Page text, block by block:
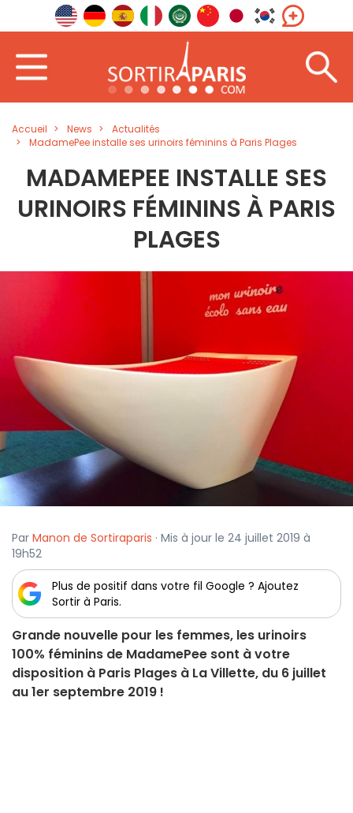
Accueil News
Actualités
Madame​Pee​ installe ses urinoir​​s féminins à Paris Plages
MADAME​PEE​ INSTALLE SES
URINOIR​​S FÉMININS À PARIS
PLAGES
Par Manon de Sortiraparis · Mis à jour le 24 juillet 2019 à
19h52
Plus de positif dans votre fil Google ? Ajoutez
Sortir à Paris.
Grande nouvelle pour les femmes, les urinoirs
100% féminins de MadamePee sont à votre
disposition à Paris Plages à La Villette, du 6 juillet
au 1er septembre 2019 !